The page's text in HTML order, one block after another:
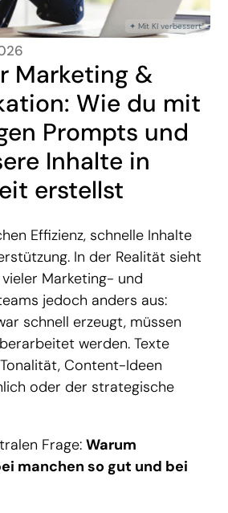
Marketing &
Wie du mit
Prompts und
Inhalte in
erstellst
Effizienz, schnelle Inhalte
In der Realität sieht
Marketing- und
jedoch anders aus:
schnell erzeugt, müssen
werden. Texte
Content-Ideen
oder der strategische
Frage: Warum
manchen so gut und bei